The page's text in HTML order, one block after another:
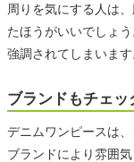
周りを気にする人は
たほうがいいでしょ
強調されてしまいます
ブランドもチェッ
デニムワンピースは
ブランドにより雰囲